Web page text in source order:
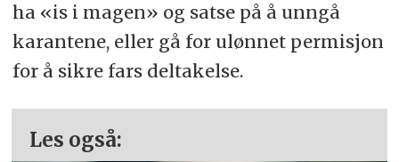
ha «is i magen» og satse på å unngå
karantene, eller gå for ulønnet permisjon
for å sikre fars deltakelse.
Les også: